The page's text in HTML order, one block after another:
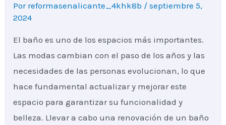
Por reformasenalicante_4khk8b /septiembre 5,
2024
El baño es uno de los espacios más importantes.
Las modas cambian con el paso de los años y las
necesidades de las personas evolucionan, lo que
hace fundamental actualizar y mejorar este
espacio para garantizar su funcionalidad y
belleza. Llevar a cabo una renovación de un baño